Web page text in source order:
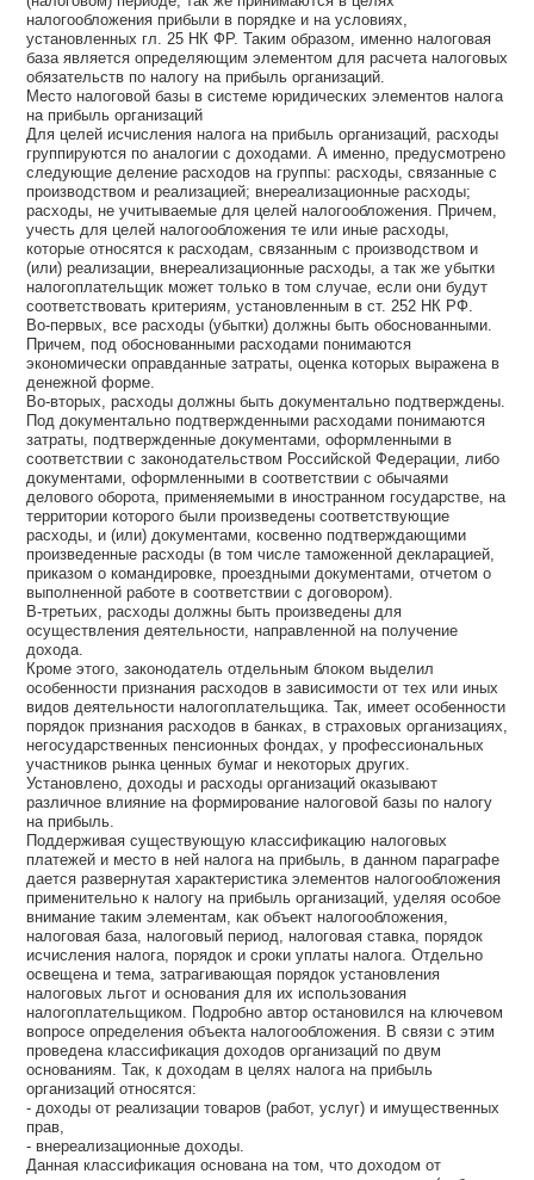
налогообложения прибыли в порядке и на условиях,
установленных гл. 25 НК ФР. Таким образом, именно налоговая
база является определяющим элементом для расчета налоговых
обязательств по налогу на прибыль организаций.
Место налоговой базы в системе юридических элементов налога
на прибыль организаций
Для целей исчисления налога на прибыль организаций, расходы
группируются по аналогии с доходами. А именно, предусмотрено
следующие деление расходов на группы: расходы, связанные с
производством и реализацией; внереализационные расходы;
расходы, не учитываемые для целей налогообложения. Причем,
учесть для целей налогообложения те или иные расходы,
которые относятся к расходам, связанным с производством и
(или) реализации, внереализационные расходы, а так же убытки
налогоплательщик может только в том случае, если они будут
соответствовать критериям, установленным в ст. 252 НК РФ.
Во-первых, все расходы (убытки) должны быть обоснованными.
Причем, под обоснованными расходами понимаются
экономически оправданные затраты, оценка которых выражена в
денежной форме.
Во-вторых, расходы должны быть документально подтверждены.
Под документально подтвержденными расходами понимаются
затраты, подтвержденные документами, оформленными в
соответствии с законодательством Российской Федерации, либо
документами, оформленными в соответствии с обычаями
делового оборота, применяемыми в иностранном государстве, на
территории которого были произведены соответствующие
расходы, и (или) документами, косвенно подтверждающими
произведенные расходы (в том числе таможенной декларацией,
приказом о командировке, проездными документами, отчетом о
выполненной работе в соответствии с договором).
В-третьих, расходы должны быть произведены для
осуществления деятельности, направленной на получение
дохода.
Кроме этого, законодатель отдельным блоком выделил
особенности признания расходов в зависимости от тех или иных
видов деятельности налогоплательщика. Так, имеет особенности
порядок признания расходов в банках, в страховых организациях,
негосударственных пенсионных фондах, у профессиональных
участников рынка ценных бумаг и некоторых других.
Установлено, доходы и расходы организаций оказывают
различное влияние на формирование налоговой базы по налогу
на прибыль.
Поддерживая существующую классификацию налоговых
платежей и место в ней налога на прибыль, в данном параграфе
дается развернутая характеристика элементов налогообложения
применительно к налогу на прибыль организаций, уделяя особое
внимание таким элементам, как объект налогообложения,
налоговая база, налоговый период, налоговая ставка, порядок
исчисления налога, порядок и сроки уплаты налога. Отдельно
освещена и тема, затрагивающая порядок установления
налоговых льгот и основания для их использования
налогоплательщиком. Подробно автор остановился на ключевом
вопросе определения объекта налогообложения. В связи с этим
проведена классификация доходов организаций по двум
основаниям. Так, к доходам в целях налога на прибыль
организаций относятся:
- доходы от реализации товаров (работ, услуг) и имущественных
прав,
- внереализационные доходы.
Данная классификация основана на том, что доходом от